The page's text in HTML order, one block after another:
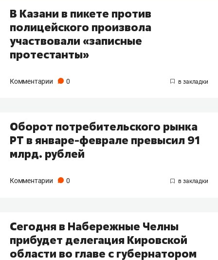
В Казани в пикете против
полицейского произвола
участвовали «записные
протестанты»
Комментарии 0
Оборот потребительского рынка
РТ в январе-феврале превысил 91
млрд. рублей
Комментарии 0
Сегодня в Набережные Челны
прибудет делегация Кировской
области во главе с губернатором